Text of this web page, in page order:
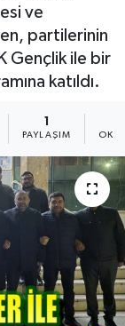
ve
partilerinin
Gençlik ile bir
katıldı.
PAYLAŞIM